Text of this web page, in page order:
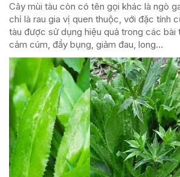
Cây mùi tàu còn có tên gọi khác là ngò
chỉ là rau gia vị quen thuộc, với đặc tính
tàu được sử dụng hiệu quả trong các bài
cảm cúm, đầy bụng, giảm đau, long...